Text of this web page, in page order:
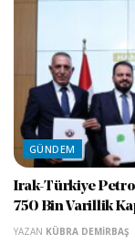
GÜNDEM
Irak-Türkiye
750 Bin Varillik
YAZAN KÜBRA DEMIRBAŞ